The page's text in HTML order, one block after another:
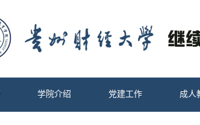
学院介绍 党建工作 成人